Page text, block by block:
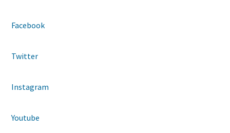
Facebook
Twitter
Instagram
Youtube